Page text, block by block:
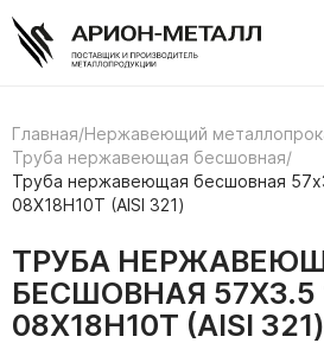
Главная/Нержавеющий
Труба нержавеющая бесшовная/
Труба нержавеющая бесшовная
08Х18Н10Т (AISI 321)
ТРУБА
БЕСШОВНАЯ 57Х3.5
08Х18Н10Т (AISI 321)